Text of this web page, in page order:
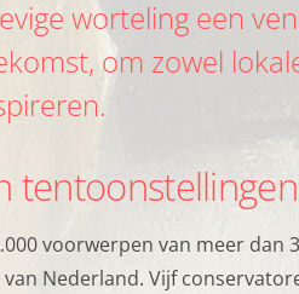
worteling een
om zowel
tentoonstellingen
voorwerpen van meer dan
Nederland. Vijf